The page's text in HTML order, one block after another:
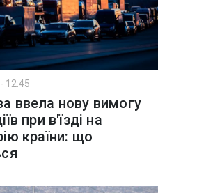
12:45
ввела нову вимогу
при в'їзді на
країни: що